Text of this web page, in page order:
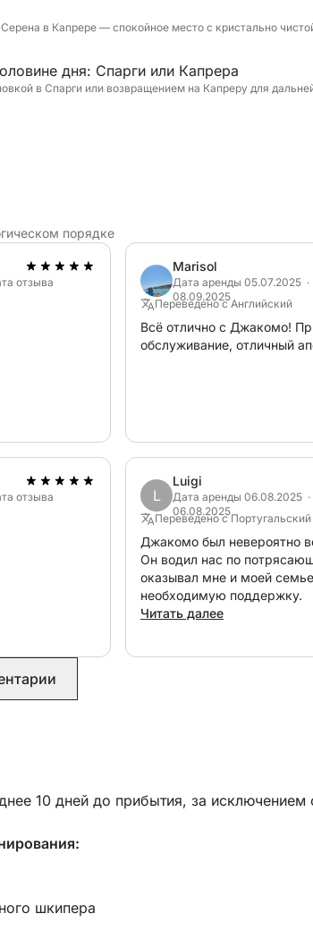
в Капрере — спокойное место с кристально
дня: Спарги или Капрера
в Спарги или возвращением на Капреру для
порядке
отзыва
Marisol
Дата аренды 05.07.2025
08.09.2025
Переведено с Английский
Всё отлично с Джакомо!
обслуживание, отличный
отзыва
L
Luigi
Дата аренды 06.08.2025
06.08.2025
Переведено с Португальский
Джакомо был невероятно
Он водил нас по
оказывал мне и моей
необходимую поддержку.
Читать далее
10 дней до прибытия, за исключением
шкипера